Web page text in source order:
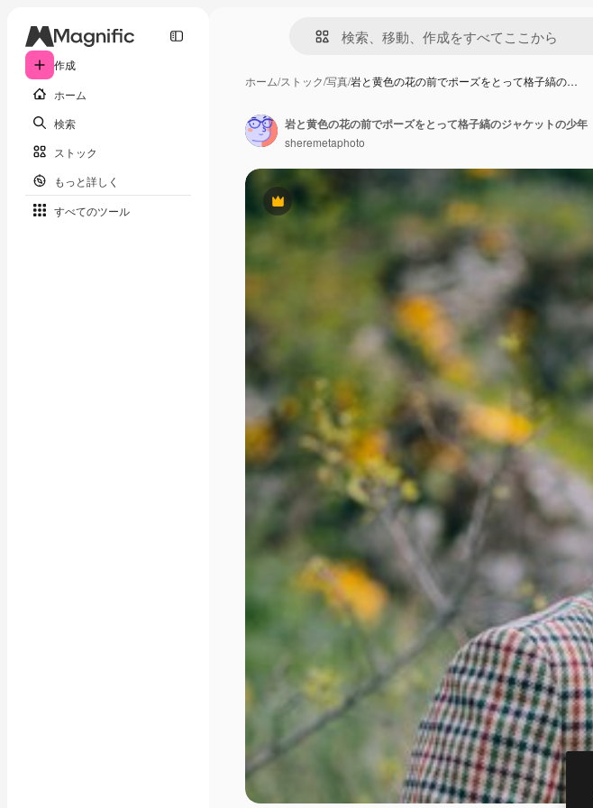
作成
ホーム
検索
ストック
もっと詳しく
すべてのツール
ホーム/ストック/写真/岩と黄色の花の前でポーズをとって格子縞の…
Premium
岩と黄色の花の前でポーズをとって格子縞のジャケットの少年
sheremetaphoto